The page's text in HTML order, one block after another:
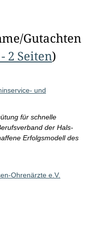
Gutachten
2 Seiten)
und
für schnelle
der Hals-
Erfolgsmodell des
Ohrenärzte e.V.